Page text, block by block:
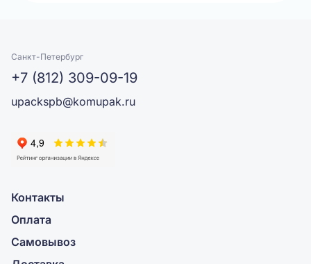
Санкт-Петербург
+7 (812) 309-09-19
upackspb@komupak.ru
Контакты
Оплата
Самовывоз